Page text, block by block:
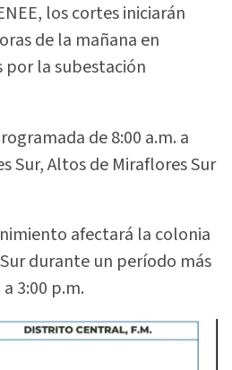
los cortes iniciarán
de la mañana en
por la subestación
de 8:00 a.m. a
Sur, Altos de Miraflores Sur
afectará la colonia
durante un período más
3:00 p.m.